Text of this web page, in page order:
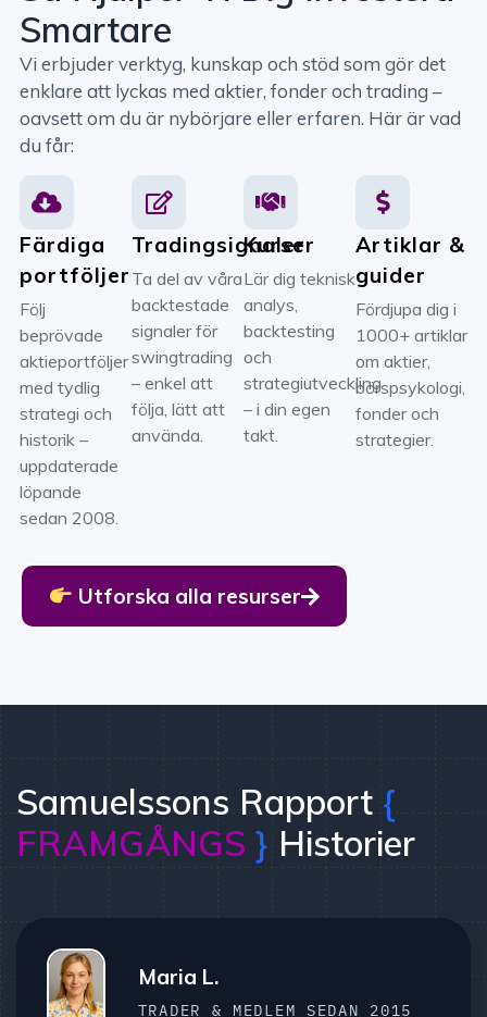
Smartare
Vi erbjuder verktyg, kunskap och stöd som gör det
enklare att lyckas med aktier, fonder och trading –
oavsett om du är nybörjare eller erfaren. Här är vad
du får:
Färdiga
portföljer
Följ
beprövade
aktieportföljer
med tydlig
strategi och
historik –
uppdaterade
löpande
sedan 2008.
Tradingsignaler
Ta del av våra
backtestade
signaler för
swingtrading
– enkel att
följa, lätt att
använda.
Kurser
Lär dig teknisk
analys,
backtesting
och
strategiutveckling
– i din egen
takt.
Artiklar &
guider
Fördjupa dig i
1000+ artiklar
om aktier,
börspsykologi,
fonder och
strategier.
Utforska alla resurser
Samuelssons Rapport{
FRAMGÅNGS } Historier
Maria L.
TRADER & MEDLEM SEDAN 2015